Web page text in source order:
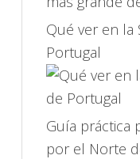
Qué ver en la
Portugal
Guía práctica
por el Norte